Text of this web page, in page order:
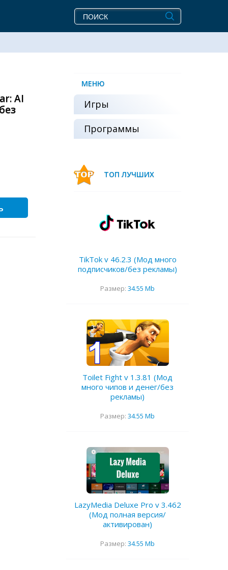
AI
МЕНЮ
Игры
Программы
ТОП ЛУЧШИХ
TikTok v 46.2.3 (Мод много
подписчиков/без рекламы)
Размер: 34.55 Mb
Toilet Fight v 1.3.81 (Мод
много чипов и денег/без
рекламы)
Размер: 34.55 Mb
LazyMedia Deluxe Pro v 3.462
(Мод полная версия/
активирован)
Размер: 34.55 Mb